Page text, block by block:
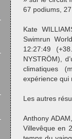
67 podiums,
Kate
Swimrun
12:27:49
NYSTRÖM),
climatiques
expérience qui
Les autres
Anthony
Villevêque en